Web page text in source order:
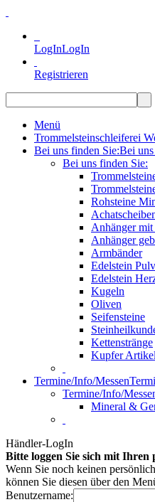
LogInLogIn
Registrieren
Menü
Trommelsteinschleiferei
Bei uns finden Sie:Bei
Bei uns finden Sie:
Rohsteine
Anhänger mit
Anhänger
Armbänder
Edelstein
Edelstein
Kugeln
Oliven
Seifensteine
Kettenstränge
Kupfer Artikel
Termine/Info/Messen
Termine/Info/
Mineral &
Händler-LogIn
Bitte loggen Sie sich mit Ihren
Wenn Sie noch keinen
können Sie diesen über den
Benutzername: